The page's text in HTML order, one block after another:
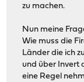
zu machen.
Nun meine
Wie muss die
Länder die ich
und über Invert
eine Regel